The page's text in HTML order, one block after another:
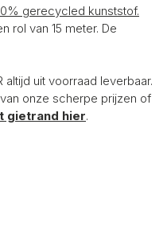
gerecycled kunststof.
rol van 15 meter. De
altijd uit voorraad leverbaar.
onze scherpe prijzen of
gietrand hier.